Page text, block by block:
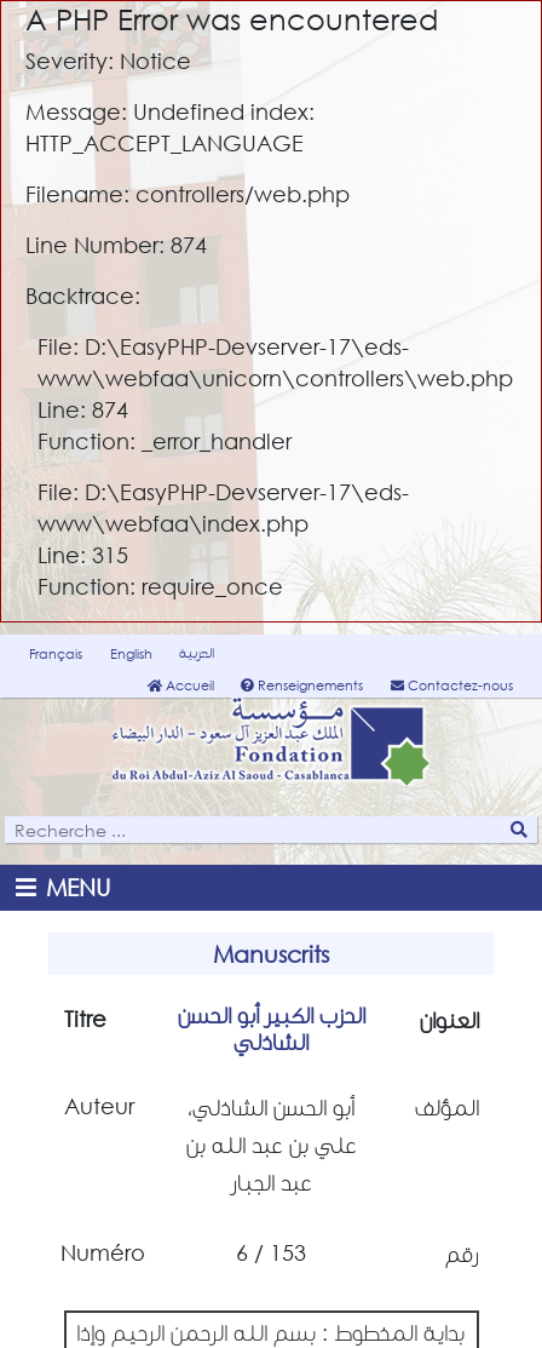
A PHP Error was encountered
Severity: Notice
Message: Undefined index:
HTTP_ACCEPT_LANGUAGE
Filename: controllers/web.php
Line Number: 874
Backtrace:
File: D:\EasyPHP-Devserver-17\eds-
www\webfaa\unicorn\controllers\web.php
Line: 874
Function: _error_handler
File: D:\EasyPHP-Devserver-17\eds-
www\webfaa\index.php
Line: 315
Function: require_once
Français English
العربية
Accueil
Renseignements Contactez-nous
MENU
Manuscrits
Titre الحزب الكبير أبو الحسن
الشاذلي
العنوان
Auteur
أبو الحسن الشاذلي،
علي بن عبد الله بن
عبد الجبار
المؤلف
Numéro 153 / 6 رقم
بداية المخطوط : بسم الله الرحمن الرحيم وإذا